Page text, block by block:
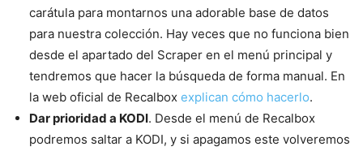
carátula para montarnos una adorable base de datos
para nuestra colección. Hay veces que no funciona bien
desde el apartado del Scraper en el menú principal y
tendremos que hacer la búsqueda de forma manual. En
la web oficial de Recalbox explican cómo hacerlo.
Dar prioridad a KODI. Desde el menú de Recalbox
podremos saltar a KODI, y si apagamos este volveremos